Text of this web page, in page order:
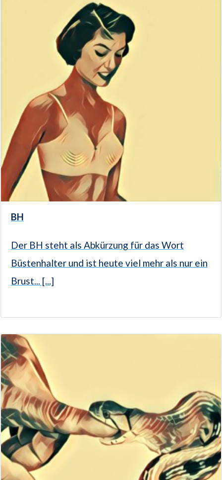
BH
Der BH steht als Abkürzung für das Wort
Büstenhalter und ist heute viel mehr als nur ein
Brust... [...]